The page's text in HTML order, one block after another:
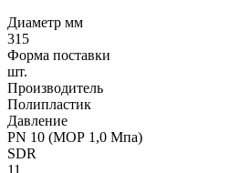
Диаметр мм
315
Форма поставки
шт.
Производитель
Полипластик
Давление
PN 10 (МОР 1,0 Мпа)
SDR
11